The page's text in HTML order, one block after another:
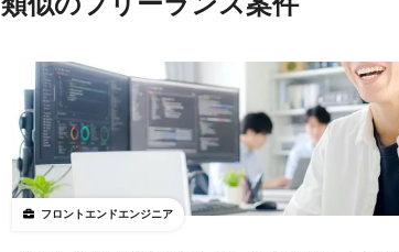
フロントエンドエンジニア